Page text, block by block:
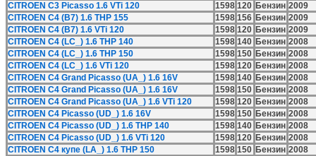
CITROEN C3 Picasso 1.6 VTi 120
1598 120 Бензин 2009
CITROEN C4 (B7) 1.6 THP 155
1598 156 Бензин 2009
CITROEN C4 (B7) 1.6 VTi 120
1598 120 Бензин 2009
CITROEN C4 (LC_) 1.6 THP 140
1598 140 Бензин 2008
CITROEN C4 (LC_) 1.6 THP 150
1598 150 Бензин 2008
CITROEN C4 (LC_) 1.6 VTi 120
1598 120 Бензин 2008
CITROEN C4 Grand Picasso (UA_) 1.6 16V
1598 140 Бензин 2008
CITROEN C4 Grand Picasso (UA_) 1.6 16V
1598 150 Бензин 2008
CITROEN C4 Grand Picasso (UA_) 1.6 VTi 120
1598 120 Бензин 2008
CITROEN C4 Picasso (UD_) 1.6 16V
1598 150 Бензин 2008
CITROEN C4 Picasso (UD_) 1.6 THP 140
1598 140 Бензин 2008
CITROEN C4 Picasso (UD_) 1.6 VTi 120
1598 120 Бензин 2008
CITROEN C4 купе (LA_) 1.6 THP 150
1598 150 Бензин 2008